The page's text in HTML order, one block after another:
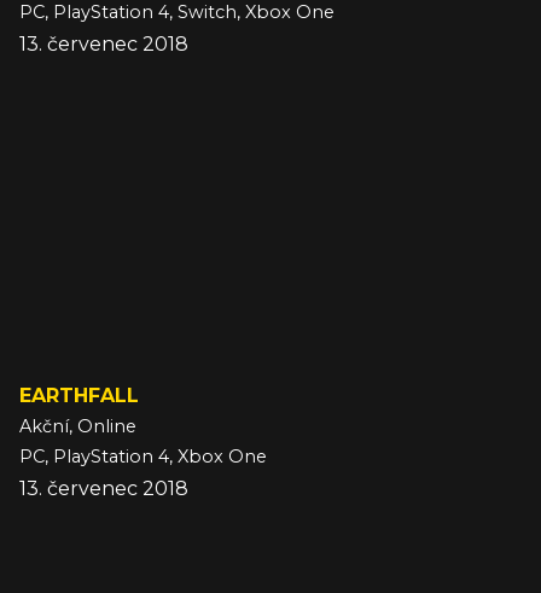
PC, PlayStation 4, Switch, Xbox One
13. červenec 2018
EARTHFALL
Akční, Online
PC, PlayStation 4, Xbox One
13. červenec 2018